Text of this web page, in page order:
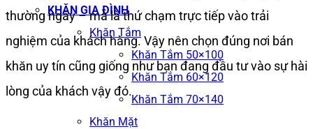
KHĂN GIA ĐÌNH
Khăn Tắm
Khăn Tắm 50×100
Khăn Tắm 60×120
Khăn Tắm 70×140
Khăn Mặt
thường ngày – mà là thứ chạm trực tiếp vào trải
nghiệm của khách hàng. Vậy nên chọn đúng nơi bán
khăn uy tín cũng giống như bạn đang đầu tư vào sự hài
lòng của khách vậy đó.